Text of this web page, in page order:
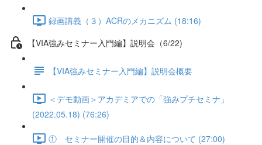
録画講義（３）ACRのメカニズム (18:16)
【VIA強みセミナー入門編】説明会（6/22)
【VIA強みセミナー入門編】説明会概要
＜デモ動画＞アカデミアでの「強みプチセミナ」
(2022.05.18) (76:26)
① セミナー開催の目的＆内容について (27:00)